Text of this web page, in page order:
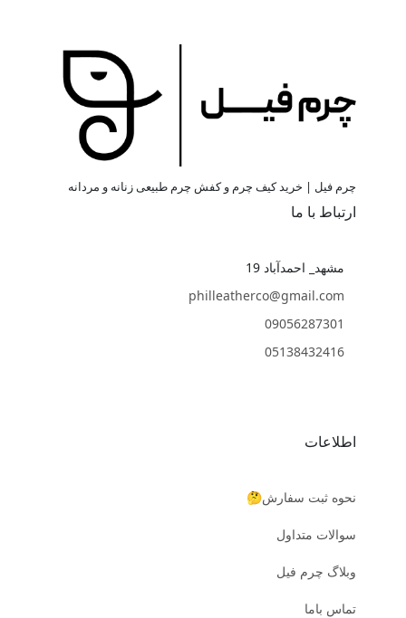
چرم فیل | خرید کیف چرم و کفش چرم طبیعی زنانه و مردانه
ارتباط با ما
مشهد_ احمدآباد 19
philleatherco@gmail.com
09056287301
05138432416
اطلاعات
نحوه ثبت سفارش🤔
سوالات متداول
وبلاگ چرم فیل
تماس باما